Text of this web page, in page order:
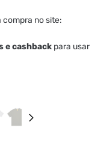
compra no site:
e cashbackpara usar